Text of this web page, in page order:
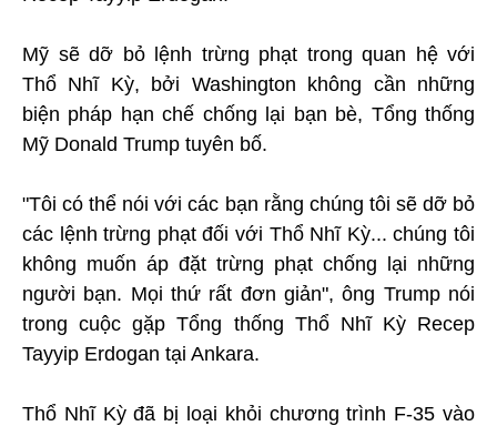
Mỹ sẽ dỡ bỏ lệnh trừng phạt trong quan hệ với
Thổ Nhĩ Kỳ, bởi Washington không cần những
biện pháp hạn chế chống lại bạn bè, Tổng thống
Mỹ Donald Trump tuyên bố.
"Tôi có thể nói với các bạn rằng chúng tôi sẽ dỡ bỏ
các lệnh trừng phạt đối với Thổ Nhĩ Kỳ... chúng tôi
không muốn áp đặt trừng phạt chống lại những
người bạn. Mọi thứ rất đơn giản", ông Trump nói
trong cuộc gặp Tổng thống Thổ Nhĩ Kỳ Recep
Tayyip Erdogan tại Ankara.
Thổ Nhĩ Kỳ đã bị loại khỏi chương trình F-35 vào